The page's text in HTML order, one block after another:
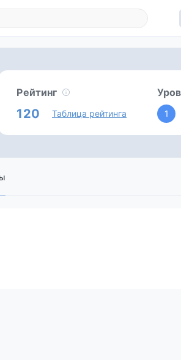
Рейтинг
120 Таблица рейтинга 1